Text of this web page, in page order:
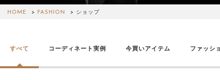
HOME FASHION ショップ
すべて コーディネート実例 今買いアイテム ファッシ
WATCH
LIFESTYLE